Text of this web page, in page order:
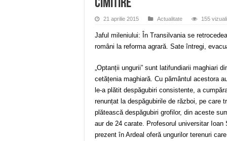
cimitire
21 aprilie 2015 Actualitate 155
Jaful mileniului: În Transilvania se
români la reforma agrară. Sate întregi,
„Optanții ungurii” sunt latifundiarii maghiari
cetățenia maghiară. Cu pământul acestora
le-a plătit despăgubiri consistente, a
renunțat la despăgubirile de război, pe care
plătească despăgubiri grofilor, din aceste
aur de 24 carate. Profesorul universitar
prezent în Ardeal oferă ungurilor terenuri